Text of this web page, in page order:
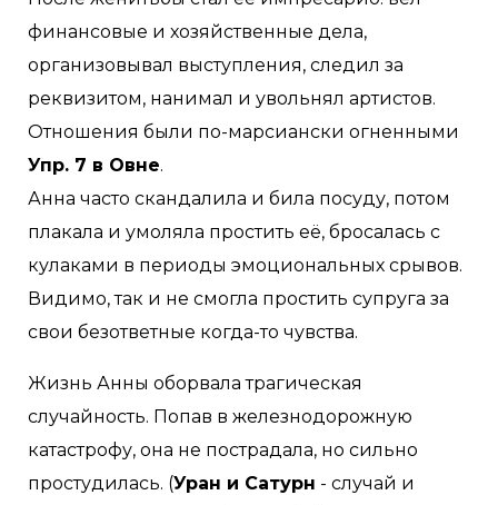
финансовые и хозяйственные дела,
организовывал выступления, следил за
реквизитом, нанимал и увольнял артистов.
Отношения были по-марсиански огненными
Упр. 7 в Овне.
Анна часто скандалила и била посуду, потом
плакала и умоляла простить её, бросалась с
кулаками в периоды эмоциональных срывов.
Видимо, так и не смогла простить супруга за
свои безответные когда-то чувства.
Жизнь Анны оборвала трагическая
случайность. Попав в железнодорожную
катастрофу, она не пострадала, но сильно
простудилась. (Уран и Сатурн - случай и